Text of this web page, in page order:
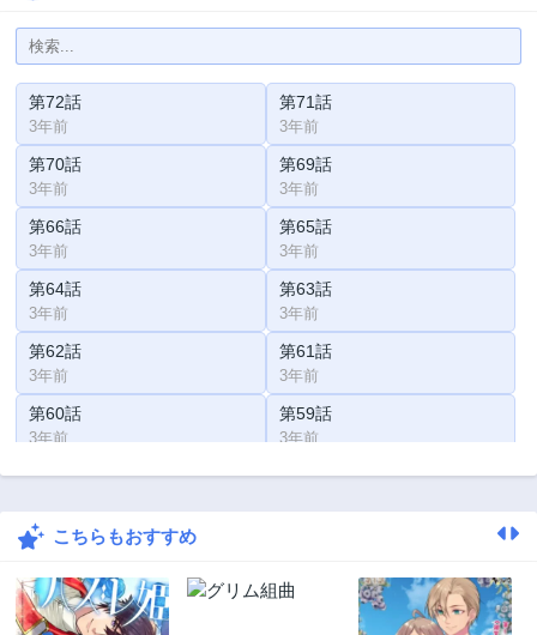
第72話
3年前
第71話
3年前
第70話
3年前
第69話
3年前
第66話
3年前
第65話
3年前
第64話
3年前
第63話
3年前
第62話
3年前
第61話
3年前
第60話
3年前
第59話
3年前
第58話 第57話
第56話
第54話
3年前
第53話
こちらもおすすめ